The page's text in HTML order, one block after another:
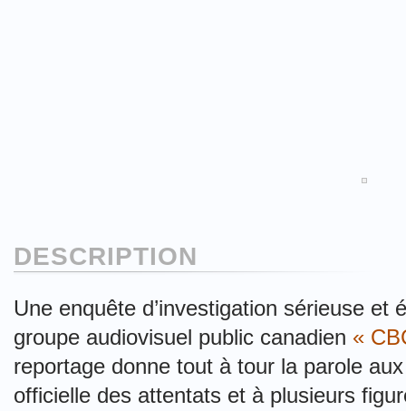
DESCRIPTION
Une enquête d’investigation sérieuse et
groupe audiovisuel public canadien «
reportage donne tout à tour la parole
officielle des attentats et à plusieurs